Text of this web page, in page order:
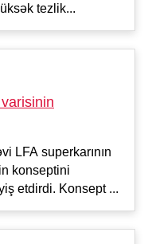
tezlik...
LFA superkarının
konseptini
etdirdi. Konsept ...